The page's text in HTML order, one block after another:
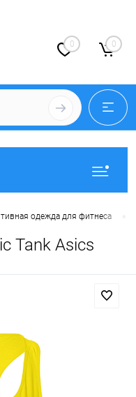
0 0
одежда для фитнеса
Tank Asics